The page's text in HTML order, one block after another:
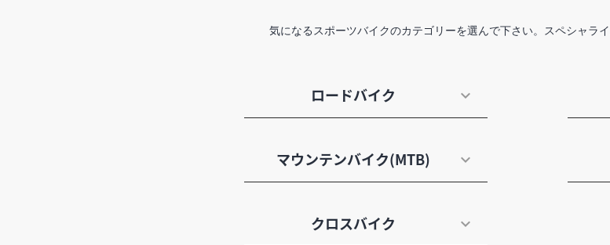
気になるスポーツバイクのカテゴリーを選んで下さい。スペシャラ
ロードバイク
マウンテンバイク(MTB)
クロスバイク